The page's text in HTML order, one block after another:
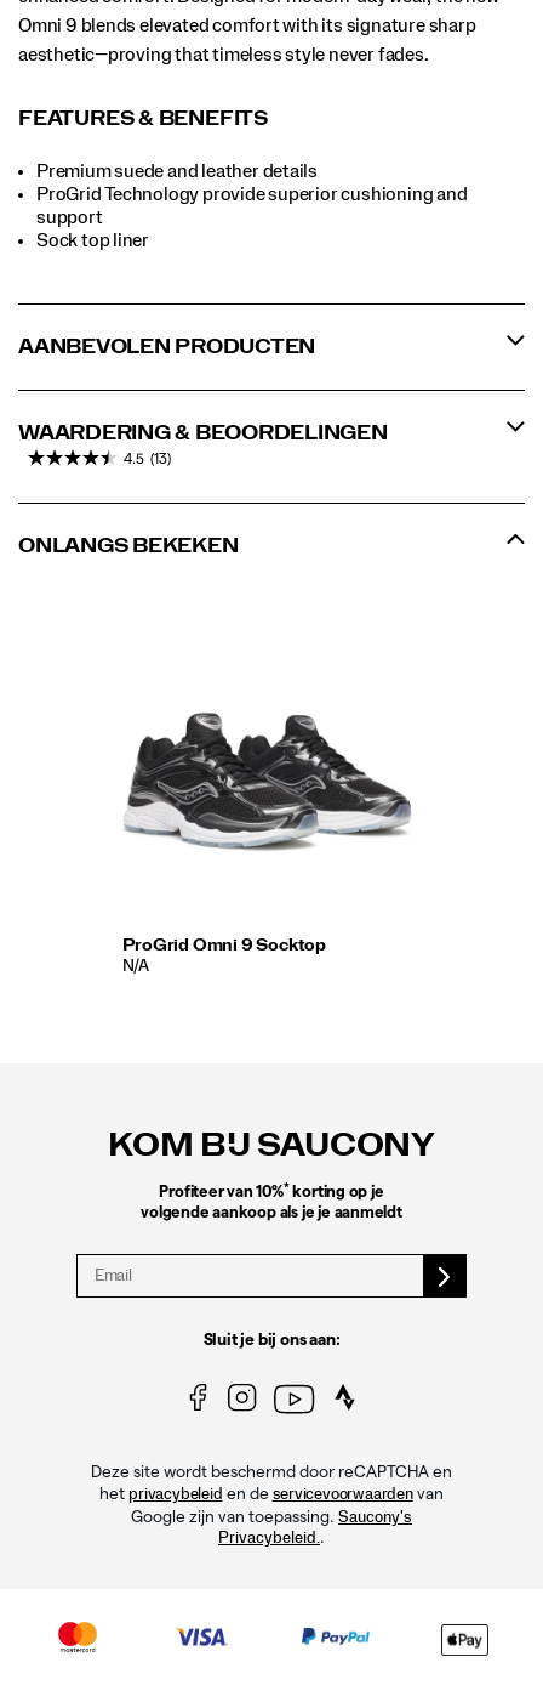
Omni 9 blends elevated comfort with its signature sharp
aesthetic—proving that timeless style never fades.
FEATURES & BENEFITS
Premium suede and leather details
ProGrid Technology provide superior cushioning and
support
Sock top liner
AANBEVOLEN PRODUCTEN
WAARDERING & BEOORDELINGEN
4.5 (13)
ONLANGS BEKEKEN
ProGrid Omni 9 Socktop
N/A
KOM BIJ SAUCONY
Profiteer van 10%*korting op je
volgende aankoop als je je aanmeldt
Sluit je bij ons aan:
Deze site wordt beschermd door reCAPTCHA en
het privacybeleid en de servicevoorwaardenvan
Google zijn van toepassing. Saucony's
Privacybeleid..